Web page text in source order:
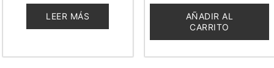
de
5LEER MÁS
de
5
AÑADIR AL
CARRITO